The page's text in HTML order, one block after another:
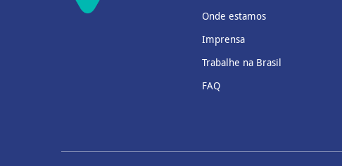
Onde estamos
Imprensa
Trabalhe na Brasil
FAQ